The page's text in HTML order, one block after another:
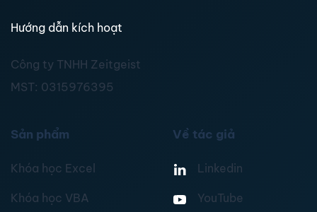
Hướng dẫn kích hoạt
Công ty TNHH Zeitgeist
MST: 0315976395
Sản phẩm
Khóa học Excel
Khóa học VBA
Về tác giả
Linkedin
YouTube